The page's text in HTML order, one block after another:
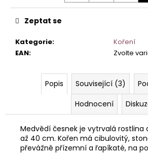
Kategorie:
Koření
EAN: Zvolte
Zeptat se
Popis Související (3)
Hodnocení
Medvědí česnek je vytrvalá rostlina
až 40 cm. Kořen má cibulovitý,
převážně přízemní a řapíkaté, na
m
e